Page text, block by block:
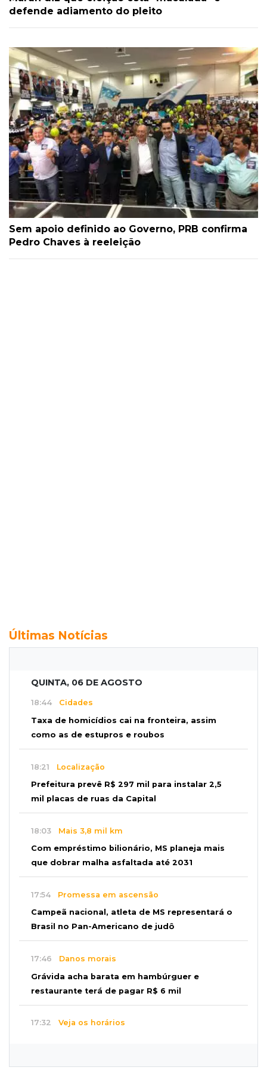
defende adiamento do pleito
Sem apoio definido ao Governo, PRB confirma
Pedro Chaves à reeleição
Últimas Notícias
QUINTA, 06 DE AGOSTO
18:44 Cidades
Taxa de homicídios cai na fronteira, assim
como as de estupros e roubos
18:21 Localização
Prefeitura prevê R$ 297 mil para instalar 2,5
mil placas de ruas da Capital
18:03 Mais 3,8 mil km
Com empréstimo bilionário, MS planeja mais
que dobrar malha asfaltada até 2031
17:54 Promessa em ascensão
Campeã nacional, atleta de MS representará o
Brasil no Pan-Americano de judô
17:46 Danos morais
Grávida acha barata em hambúrguer e
restaurante terá de pagar R$ 6 mil
17:32 Veja os horários